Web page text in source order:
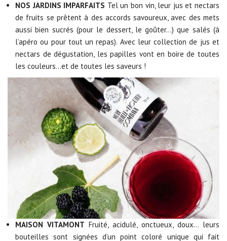
NOS JARDINS IMPARFAITS Tel un bon vin, leur jus et nectars
de fruits se prêtent à des accords savoureux, avec des mets
aussi bien sucrés (pour le dessert, le goûter…) que salés (à
l’apéro ou pour tout un repas). Avec leur collection de jus et
nectars de dégustation, les papilles vont en boire de toutes
les couleurs…et de toutes les saveurs !
MAISON VITAMONT Fruité, acidulé, onctueux, doux… leurs
bouteilles sont signées d’un point coloré unique qui fait